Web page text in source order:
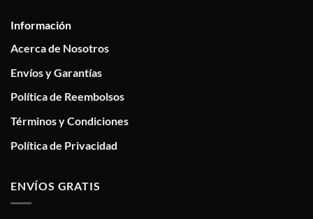
Información
Acerca de Nosotros
Envíos y Garantías
Política de Reembolsos
Términos y Condiciones
Política de Privacidad
ENVÍOS GRATIS